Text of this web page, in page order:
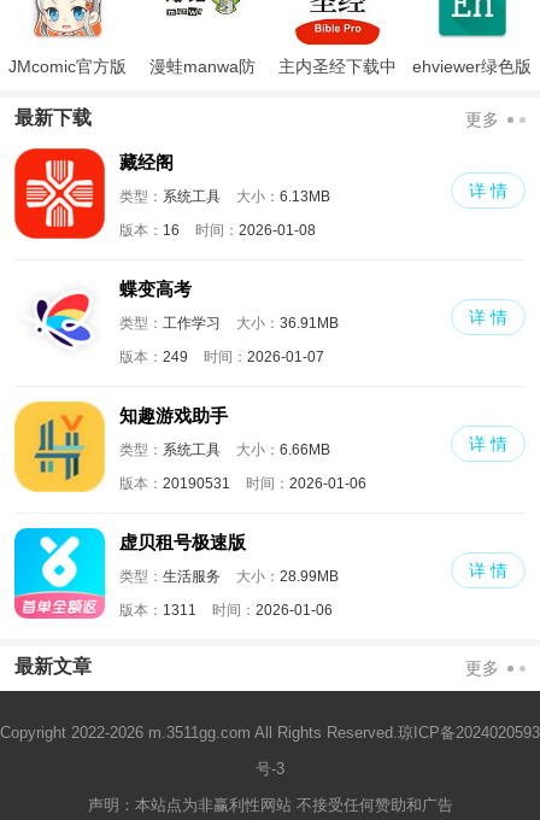
JMcomic官方版
漫蛙manwa防
主内圣经下载中
ehviewer绿色版
最新下载 更多
藏经阁
类型： 系统工具 大小： 6.13MB
版本： 16 时间： 2026-01-08
详 情
蝶变高考
类型： 工作学习 大小： 36.91MB
版本： 249 时间： 2026-01-07
详 情
知趣游戏助手
类型： 系统工具 大小： 6.66MB
版本： 20190531 时间： 2026-01-06
详 情
虚贝租号极速版
类型： 生活服务 大小： 28.99MB
版本： 1311 时间： 2026-01-06
详 情
最新文章 更多
Copyright 2022-2026 m.3511gg.com All Rights Reserved. 琼ICP备2024020593
号-3
声明：本站点为非赢利性网站 不接受任何赞助和广告